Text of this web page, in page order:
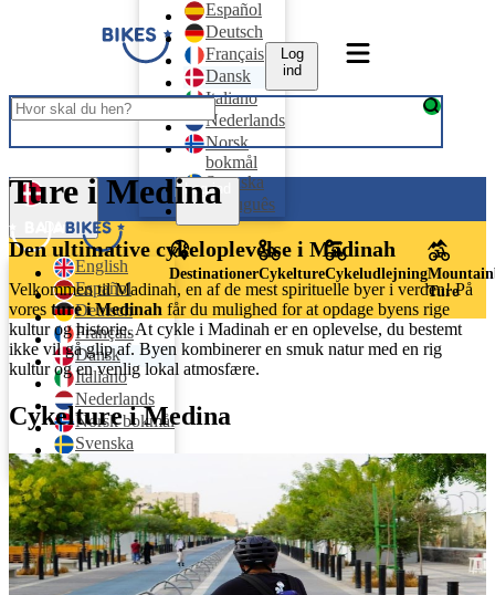
Español
Deutsch
Français
Dansk
Italiano
Nederlands
Norsk
bokmål
Svenska
Português
Log
ind
Dansk
English
Español
Deutsch
Français
Dansk
Italiano
Nederlands
Norsk bokmål
Svenska
Português
Log ind
DestinationerCykeltureCykeludlejning
Ture
Ture i Medina
Den ultimative cykeloplevelse i Madinah
Velkommen til Madinah, en af de mest spirituelle byer i verden! På
vores ture i Medinah får du mulighed for at opdage byens rige
kultur og historie. At cykle i Madinah er en oplevelse, du bestemt
ikke vil gå glip af. Byen kombinerer en smuk natur med en rig
kultur og en venlig lokal atmosfære.
Cykelture i Medina